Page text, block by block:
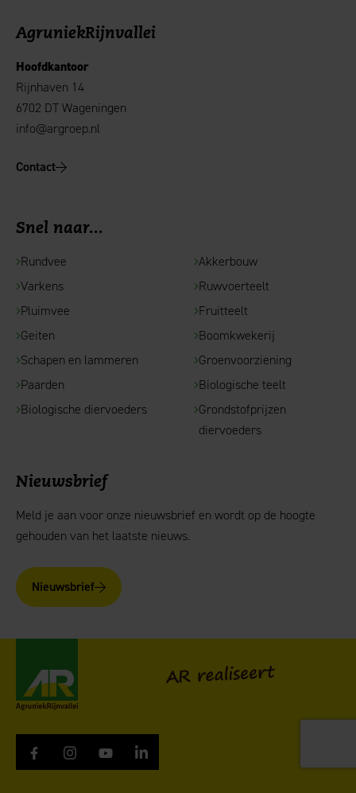
AgruniekRijnvallei
Hoofdkantoor
Rijnhaven 14
6702 DT Wageningen
info@argroep.nl
Contact
Snel naar...
Rundvee
Varkens
Pluimvee
Geiten
Schapen en lammeren
Paarden
Biologische diervoeders
Akkerbouw
Ruwvoerteelt
Fruitteelt
Boomkwekerij
Groenvoorziening
Biologische teelt
Grondstofprijzen
diervoeders
Nieuwsbrief
Meld je aan voor onze nieuwsbrief en wordt op de hoogte
gehouden van het laatste nieuws.
Nieuwsbrief
AR realiseert